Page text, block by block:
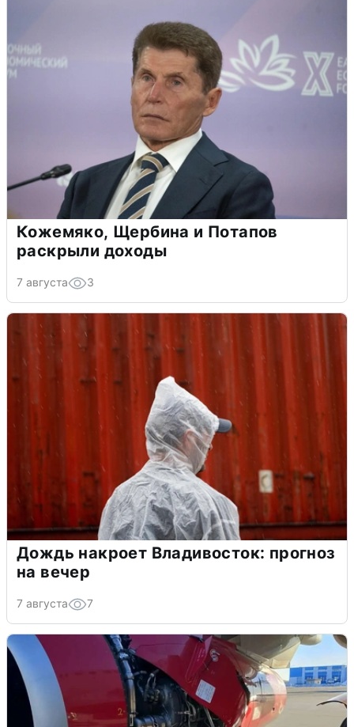
Кожемяко, Щербина и Потапов
раскрыли доходы
7 августа 3
Дождь накроет Владивосток: прогноз
на вечер
7 августа 7